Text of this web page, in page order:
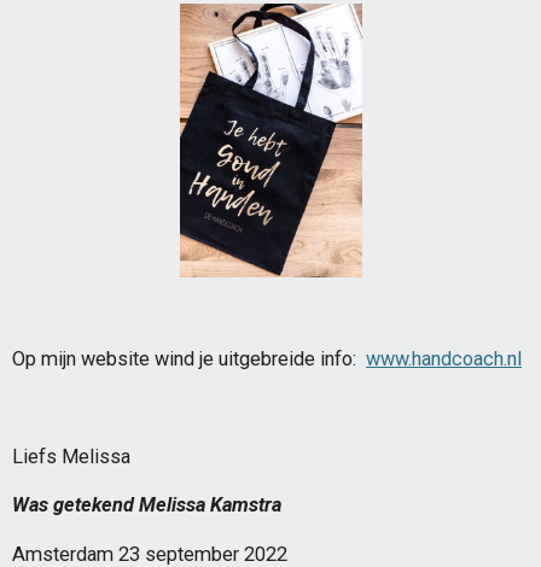
Op mijn website wind je uitgebreide info: www.handcoach.nl
Liefs Melissa
Was getekend Melissa Kamstra
Amsterdam 23 september 2022